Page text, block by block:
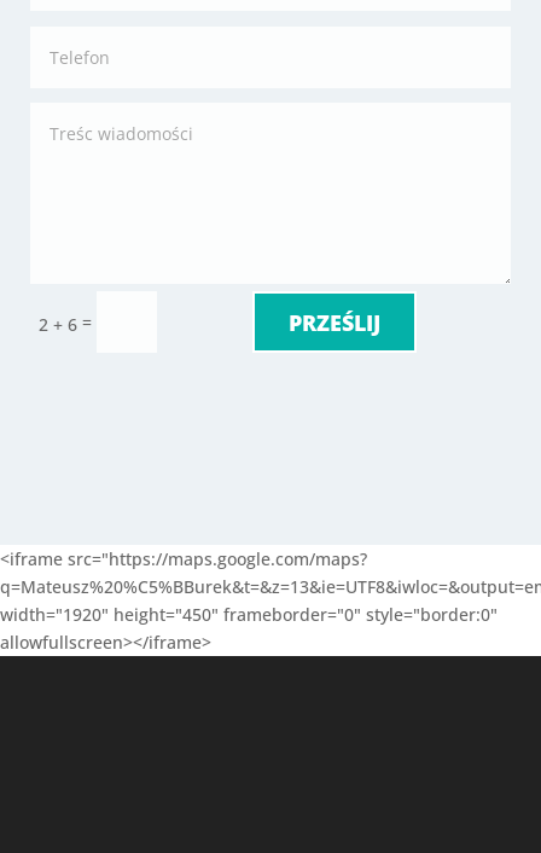
2 + 6 = PRZEŚLIJ
<iframe src="https://maps.google.com/maps?
width="1920" height="450" frameborder="0" style="border:0"
allowfullscreen></iframe>